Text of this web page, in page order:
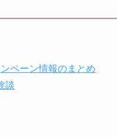
ペーン情報のまとめ
談